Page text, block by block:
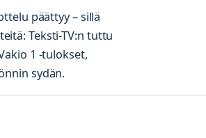
päättyy – sillä
Teksti-TV:n tuttu
1 -tulokset,
sydän.